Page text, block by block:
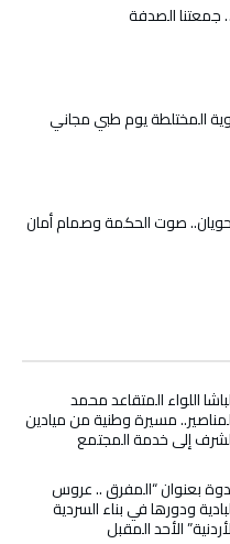
المختلطة يوم طبي مجاني
صوت الحكمة وصمام أمان
اللواء المتقاعد محمد
مسيرة وطنية من ميادين
إلى خدمة المجتمع
بعنوان “المفرق .. عروس
ودورها في بناء السردية
الأحد المقبل